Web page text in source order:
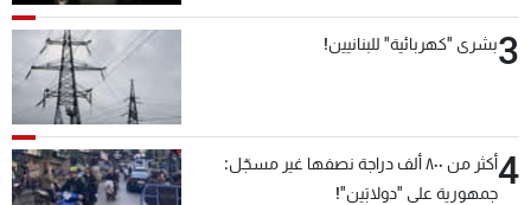
3بشرى "كهربائية" للبنانيين!
4
أكثر من ٨٠٠ ألف دراجة نصفها غير مسجّل:
جمهورية على "دولابَين"!